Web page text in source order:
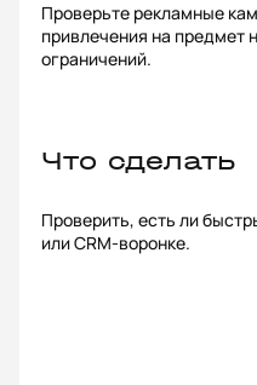
Проверьте рекламные
привлечения на предмет
ограничений.
Что сделать
Проверить, есть ли
или CRM-воронке.